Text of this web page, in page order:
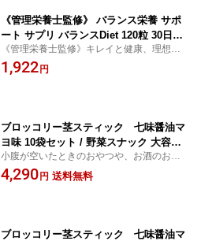
《管理栄養士監修》 バランス栄養 サポ
ート サプリ バランスDiet 120粒 30日分
サプリメント カルニチン キャンドルブ
ッシュ ブラックジンジャー
《管理栄養士監修》キレイと健康、理想的
なバランスをサポート。
1,922 円
ブロッコリー茎スティック 七味醤油マ
ヨ味 10袋セット / 野菜スナック 大容量
フライスナック フライチップス 乾燥 ス
ナック 真空フライ製法 スナック 菓子
小腹が空いたときのおやつや、お酒のおつ
まみにピッタリ！ 真空フライ製法でサクッ
と軽いやみつき食感！ ・香ばしい旨マヨが
4,290 円 送料無料
ブロッコリー茎スティック 七味醤油マ